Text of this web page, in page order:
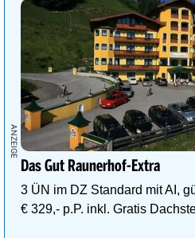
Das Gut Raunerhof-Extra
3 ÜN im DZ Standard mit AI,
€ 329,- p.P. inkl. Gratis